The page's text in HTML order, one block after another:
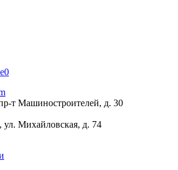
0
т Машиностроителей, д. 30
Михайловская, д. 74